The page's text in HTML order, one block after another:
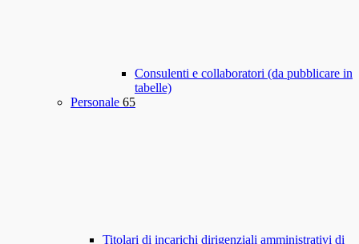
Consulenti e collaboratori (da pubblicare in
tabelle)
Personale 65
Titolari di incarichi dirigenziali amministrativi di